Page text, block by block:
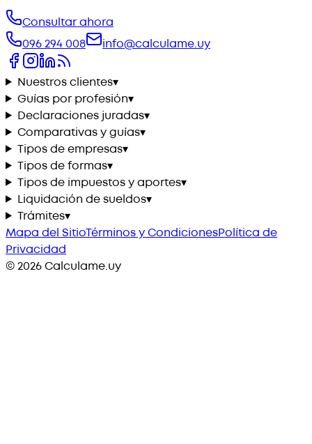
Consultar ahora
096 294 008
info@calculame.uy
Nuestros clientes▾
Guías por profesión▾
Declaraciones juradas▾
Comparativas y guías▾
Tipos de empresas▾
Tipos de formas▾
Tipos de impuestos y aportes▾
Liquidación de sueldos▾
Trámites▾
Mapa del SitioTérminos y CondicionesPolítica de
Privacidad
©2026Calculame.uy